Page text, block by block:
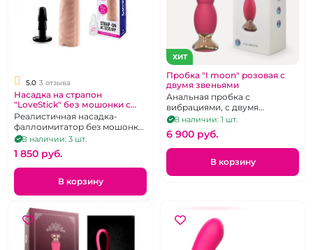
5.0 3 отзыва
Насадка на страпон
"LoveStick" без мошонки с
ярко выраженной головкой
Реалистичная насадка-
фаллоимитатор без мошонки
LoveStick из кибер-кожи с
коннектором для пояса. 17см
Х 4см
В наличии: 3 шт.
1 850 pуб.
В корзину
ХИТ
Пробка "I moon" розовая с
двумя звеньями
Анальная пробка с
вибрациями, с двумя
звеньями розового цвета.
В наличии: 1 шт.
6 900 pуб.
В корзину